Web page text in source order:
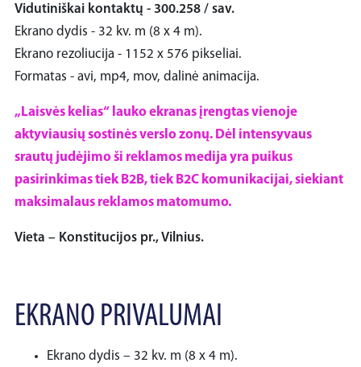
Vidutiniškai kontaktų - 300.258 / sav.
Ekrano dydis - 32 kv. m (8 x 4 m).
Ekrano rezoliucija - 1152 x 576 pikseliai.
Formatas - avi, mp4, mov, dalinė animacija.
„Laisvės kelias“ lauko ekranas įrengtas vienoje
aktyviausių sostinės verslo zonų. Dėl intensyvaus
srautų judėjimo ši reklamos medija yra puikus
pasirinkimas tiek B2B, tiek B2C komunikacijai, siekiant
maksimalaus reklamos matomumo.
Vieta – Konstitucijos pr., Vilnius.
EKRANO PRIVALUMAI
Ekrano dydis – 32 kv. m (8 x 4 m).